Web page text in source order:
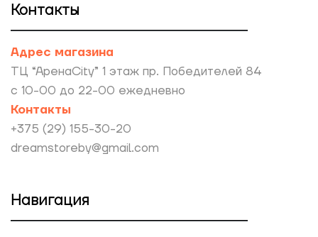
Контакты
Адрес магазина
ТЦ “АренаCity” 1 этаж пр. Победителей 84
с 10-00 до 22-00 ежедневно
Контакты
+375 (29) 155-30-20
dreamstoreby@gmail.com
Навигация